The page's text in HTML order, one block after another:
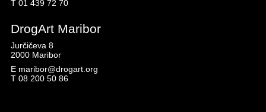
T 01 439 72 70
DrogArt Maribor
Jurčičeva 8
2000 Maribor
E maribor@drogart.org
T 08 200 50 86